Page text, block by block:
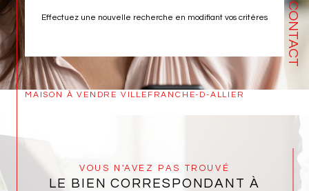
CONTACT
Effectuez une nouvelle recherche en modifiant vos critères
MAISON À VENDRE VILLEFRANCHE-D-ALLIER
VOUS N'AVEZ PAS TROUVÉ
LE BIEN CORRESPONDANT À